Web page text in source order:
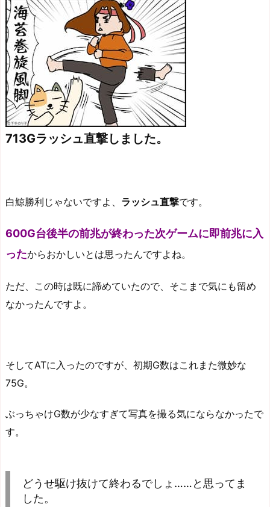
713Gラッシュ直撃しました。
白鯨勝利じゃないですよ、 ラッシュ直撃です。
600G台後半の前兆が終わった次ゲームに即前兆に入
ったからおかしいとは思ったんですよね。
ただ、この時は既に諦めていたので、そこまで気にも留め
なかったんですよ。
そしてATに入ったのですが、初期G数はこれまた微妙な
75G。
ぶっちゃけG数が少なすぎて写真を撮る気にならなかったで
す。
どうせ駆け抜けて終わるでしょ……と思ってま
した。